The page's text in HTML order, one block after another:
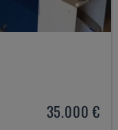
35.000 €